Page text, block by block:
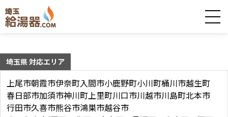
埼玉県 対応エリア
上尾市朝霞市伊奈町入間市小鹿野町小川町桶川市越生町
春日部市加須市神川町上里町川口市川越市川島町北本市
行田市久喜市熊谷市鴻巣市越谷市